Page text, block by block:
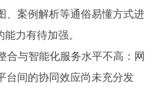
、案例解析等通俗易懂方式进
能力有待加强。
合与智能化服务水平不高：网
台间的协同效应尚未充分发